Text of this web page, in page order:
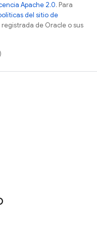
Apache 2.0. Para
del sitio de
de Oracle o sus